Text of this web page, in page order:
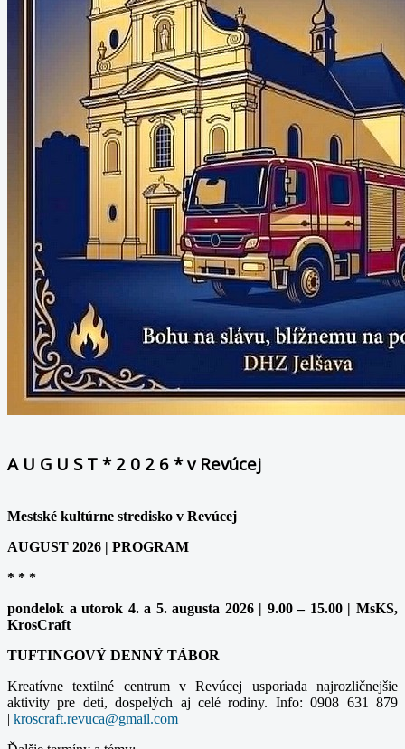
A U G U S T * 2 0 2 6 * v Revúcej
Mestské kultúrne stredisko v Revúcej
AUGUST 2026 | PROGRAM
* * *
pondelok a utorok 4. a 5. augusta 2026 | 9.00 – 15.00 | MsKS,
KrosCraft
TUFTINGOVÝ DENNÝ TÁBOR
Kreatívne textilné centrum v Revúcej usporiada najrozličnejšie
aktivity pre deti, dospelých aj celé rodiny. Info: 0908 631 879
|